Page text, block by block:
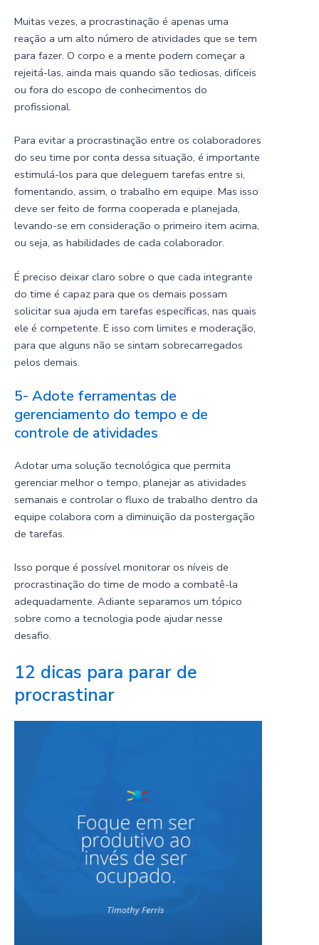
Muitas vezes, a procrastinação é apenas uma
reação a um alto número de atividades que se tem
para fazer. O corpo e a mente podem começar a
rejeitá-las, ainda mais quando são tediosas, difíceis
ou fora do escopo de conhecimentos do
profissional.
Para evitar a procrastinação entre os colaboradores
do seu time por conta dessa situação, é importante
estimulá-los para que deleguem tarefas entre si,
fomentando, assim, o trabalho em equipe. Mas isso
deve ser feito de forma cooperada e planejada,
levando-se em consideração o primeiro item acima,
ou seja, as habilidades de cada colaborador.
É preciso deixar claro sobre o que cada integrante
do time é capaz para que os demais possam
solicitar sua ajuda em tarefas específicas, nas quais
ele é competente. E isso com limites e moderação,
para que alguns não se sintam sobrecarregados
pelos demais.
5- Adote ferramentas de
gerenciamento do tempo e de
controle de atividades
Adotar uma solução tecnológica que permita
gerenciar melhor o tempo, planejar as atividades
semanais e controlar o fluxo de trabalho dentro da
equipe colabora com a diminuição da postergação
de tarefas.
Isso porque é possível monitorar os níveis de
procrastinação do time de modo a combatê-la
adequadamente. Adiante separamos um tópico
sobre como a tecnologia pode ajudar nesse
desafio.
12 dicas para parar de
procrastinar